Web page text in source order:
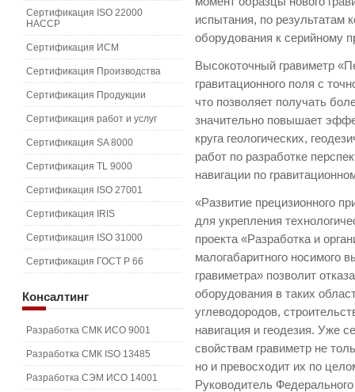
испытания, по результатам
оборудования к серийному
Высокоточный гравиметр
гравитационного поля с
что позволяет получать
значительно повышает
круга геологических,
работ по разработке
навигации по
«Развитие прецизионного
для укрепления
проекта «Разработка и
малогабаритного носимого
гравиметра» позволит
оборудования в таких
углеводородов,
навигация и геодезия. Уже
свойствам гравиметр не
но и превосходит их по
Руководитель
Сертификация ISO 22000
HACCP
Сертификация ИСМ
Сертификация Производства
Сертификация Продукции
Сертификация работ и услуг
Сертификация SA 8000
Сертификация TL 9000
Сертификация ISO 27001
Сертификация IRIS
Сертификация ISO 31000
Сертификация ГОСТ Р 66
Консалтинг
Разработка СМК ИСО 9001
Разработка СМК ISO 13485
Разработка СЭМ ИСО 14001